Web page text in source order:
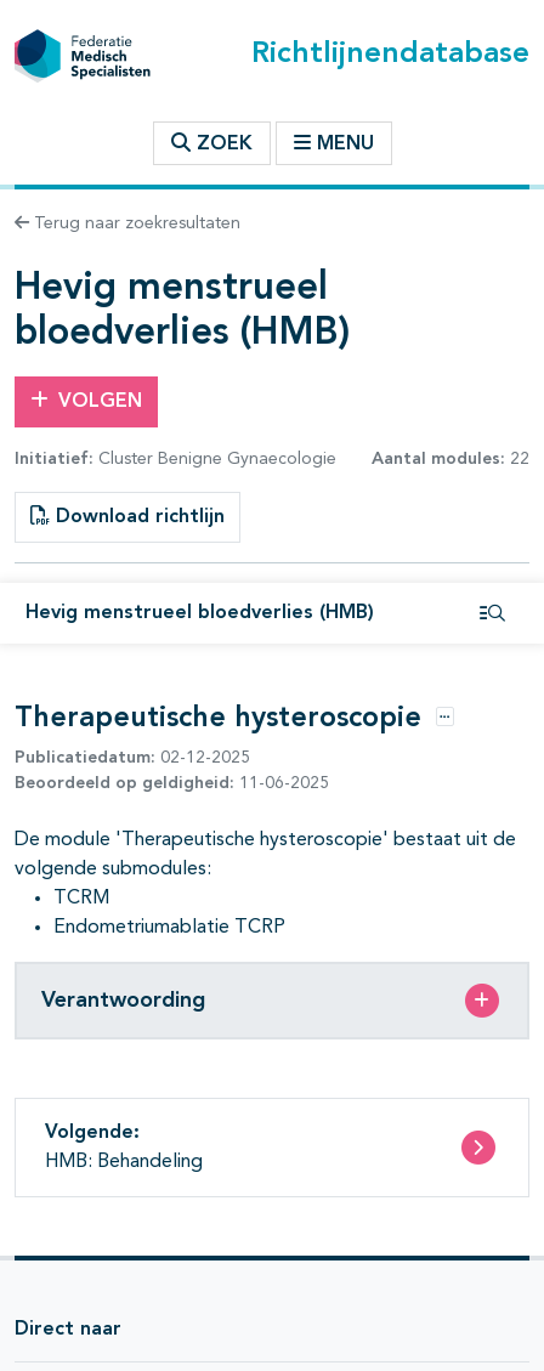
Richtlijnendatabase
ZOEK MENU
Terug naar zoekresultaten
Hevig menstrueel
bloedverlies (HMB)
VOLGEN
Initiatief: Cluster Benigne Gynaecologie Aantal modules: 22
Download richtlijn
Hevig menstrueel bloedverlies (HMB)
binnen deze richtlijn
open- en dichtklappen
open- en dichtklappen
Therapeutische hysteroscopie Opties
Publicatiedatum: 02-12-2025
Beoordeeld op geldigheid: 11-06-2025
De module 'Therapeutische hysteroscopie' bestaat uit de
volgende submodules:
TCRM
Endometriumablatie TCRP
Verantwoording
Volgende:
HMB: Behandeling
Direct naar